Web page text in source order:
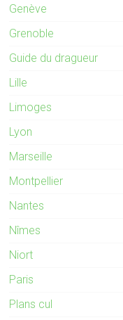
Genève
Grenoble
Guide du dragueur
Lille
Limoges
Lyon
Marseille
Montpellier
Nantes
Nîmes
Niort
Paris
Plans cul